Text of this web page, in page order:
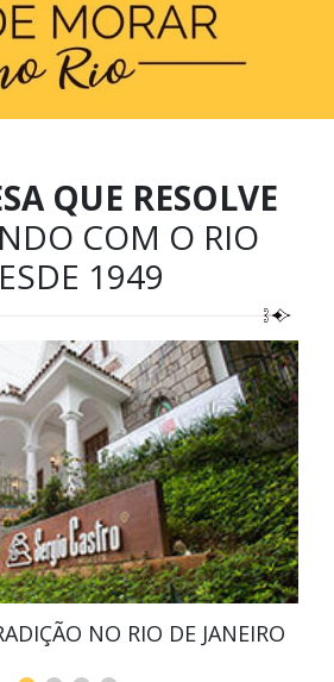
QUE RESOLVE
COM O RIO
1949
NO RIO DE JANEIRO